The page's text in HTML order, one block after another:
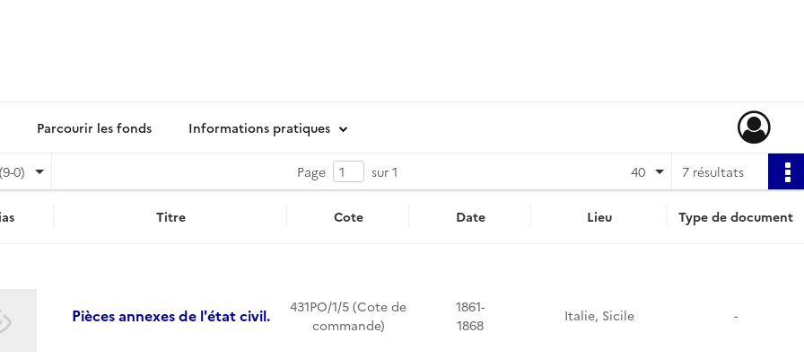
Parcourir les fonds Informations pratiques
0) Page sur 1 7 résultats
40
Titre Cote Date Lieu Type de document
Pièces annexes de l'état civil.
431PO/1/5 (Cote de
commande)
1861-
1868
Italie, Sicile -